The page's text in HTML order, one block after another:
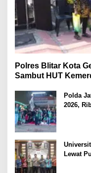
Polres Blitar Kota
Sambut HUT
Polda
2026,
Lewat